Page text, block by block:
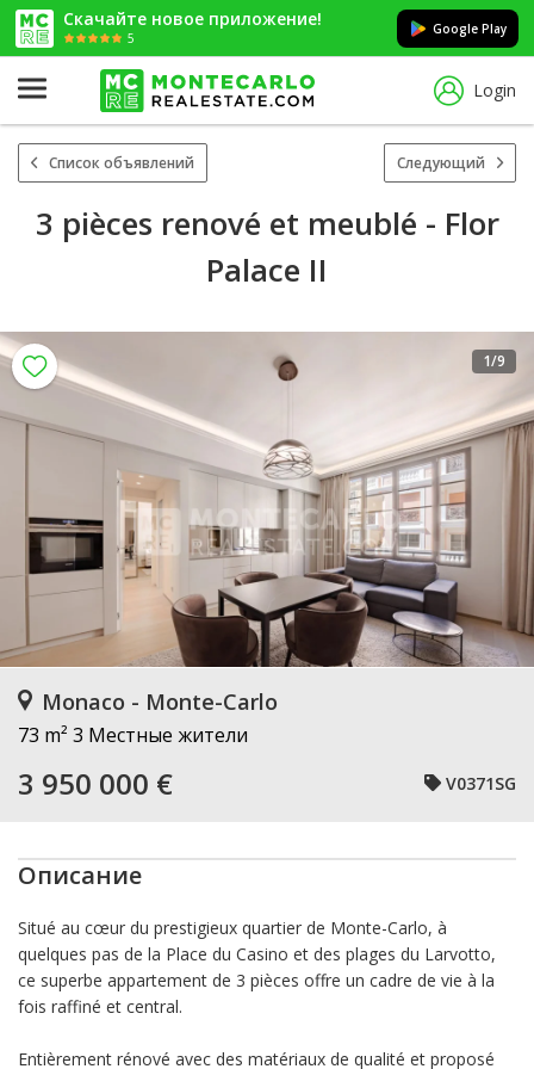
Скачайте новое приложение!
5
Google Play
Login
Список объявлений Следующий
3 pièces renové et meublé - Flor
Palace II
1/9
Monaco - Monte-Carlo
73 m² 3 Местные жители
3 950 000 € V0371SG
Описание
Situé au cœur du prestigieux quartier de Monte-Carlo, à
quelques pas de la Place du Casino et des plages du Larvotto,
ce superbe appartement de 3 pièces offre un cadre de vie à la
fois raffiné et central.
Entièrement rénové avec des matériaux de qualité et proposé